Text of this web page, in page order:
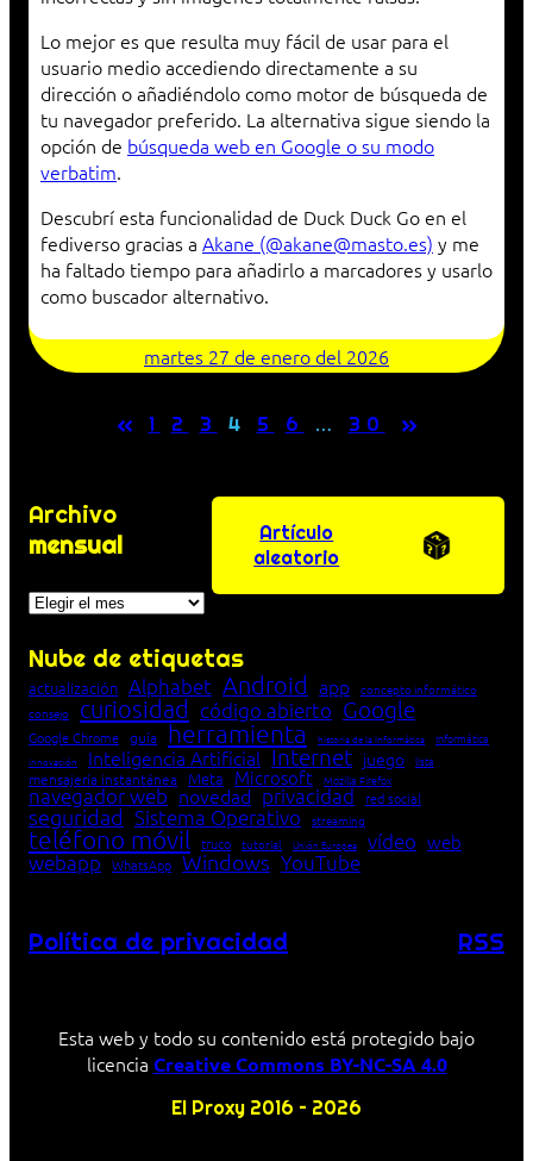
Lo mejor es que resulta muy fácil de usar para el
usuario medio accediendo directamente a su
dirección o añadiéndolo como motor de búsqueda de
tu navegador preferido. La alternativa sigue siendo la
opción de búsqueda web en Google o su modo
verbatim.
Descubrí esta funcionalidad de Duck Duck Go en el
fediverso gracias a Akane (@akane@masto.es) y me
ha faltado tiempo para añadirlo a marcadores y usarlo
como buscador alternativo.
martes 27 de enero del 2026
« 1 2 3 4 5 6 … 30 »
Archivo
mensual
Archivos
Artículo
aleatorio
Nube de etiquetas
actualización Alphabet Android app concepto informático
consejo
curiosidad código abierto Google
Google Chrome guía herramienta historia de la Informática Informática
innovación Inteligencia Artificial Internet juego lista
mensajería instantánea Meta Microsoft Mozilla Firefox
navegador web novedad privacidad red social
seguridad Sistema Operativo streaming
teléfono móvil truco tutorial Unión Europea vídeo web
webapp WhatsApp Windows YouTube
Política de privacidad RSS
Esta web y todo su contenido está protegido bajo
licencia Creative Commons BY-NC-SA 4.0
El Proxy 2016 – 2026